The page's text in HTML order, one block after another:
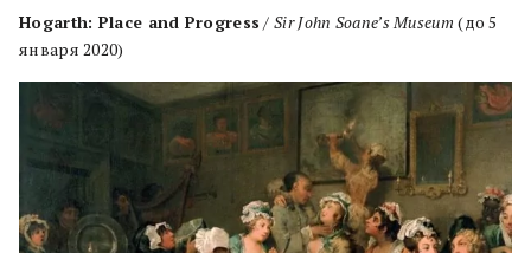
Hogarth: Place and Progress / Sir John Soane’s Museum (до 5
января 2020)